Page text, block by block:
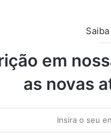
em
as novas